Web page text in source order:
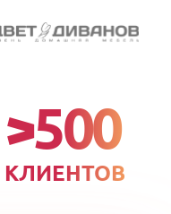
>500
КЛИЕНТОВ